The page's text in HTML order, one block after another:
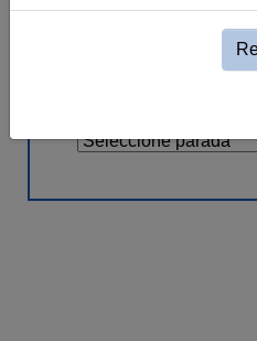
Seleccióne la